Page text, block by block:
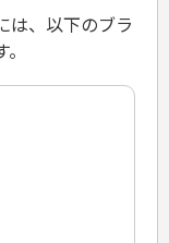
は、以下のブラ